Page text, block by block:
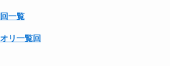
一覧
リ一覧回